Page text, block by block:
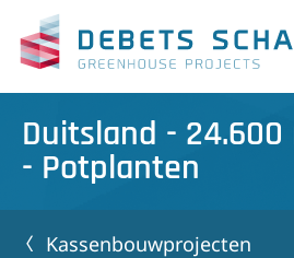
Duitsland - 24.600
- Potplanten
Kassenbouwprojecten